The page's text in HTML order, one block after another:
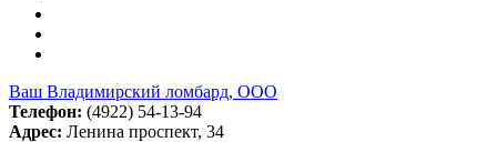
Ваш Владимирский ломбард, ООО
Телефон: (4922) 54-13-94
Адрес: Ленина проспект, 34